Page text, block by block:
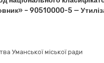
– 90510000-5 —
Уманської міської ради